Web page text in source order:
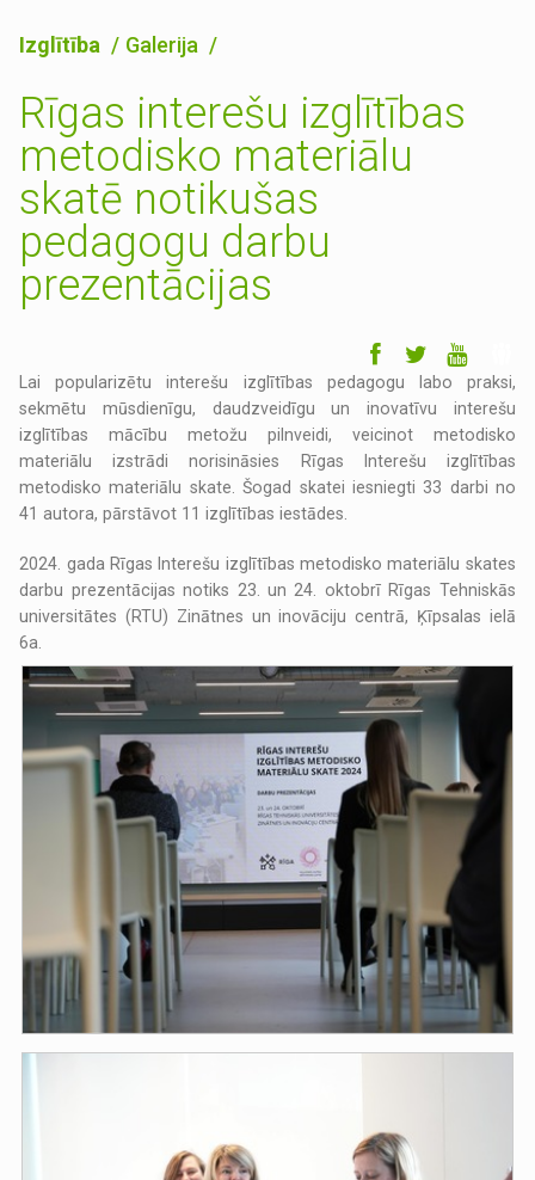
Izglītība Galerija
Rīgas interešu izglītības
metodisko materiālu
skatē notikušas
pedagogu darbu
prezentācijas
Lai popularizētu interešu izglītības pedagogu labo praksi,
sekmētu mūsdienīgu, daudzveidīgu un inovatīvu interešu
izglītības mācību metožu pilnveidi, veicinot metodisko
materiālu izstrādi norisināsies Rīgas Interešu izglītības
metodisko materiālu skate. Šogad skatei iesniegti 33 darbi no
41 autora, pārstāvot 11 izglītības iestādes.
2024. gada Rīgas Interešu izglītības metodisko materiālu skates
darbu prezentācijas notiks 23. un 24. oktobrī Rīgas Tehniskās
universitātes (RTU) Zinātnes un inovāciju centrā, Ķīpsalas ielā
6a.